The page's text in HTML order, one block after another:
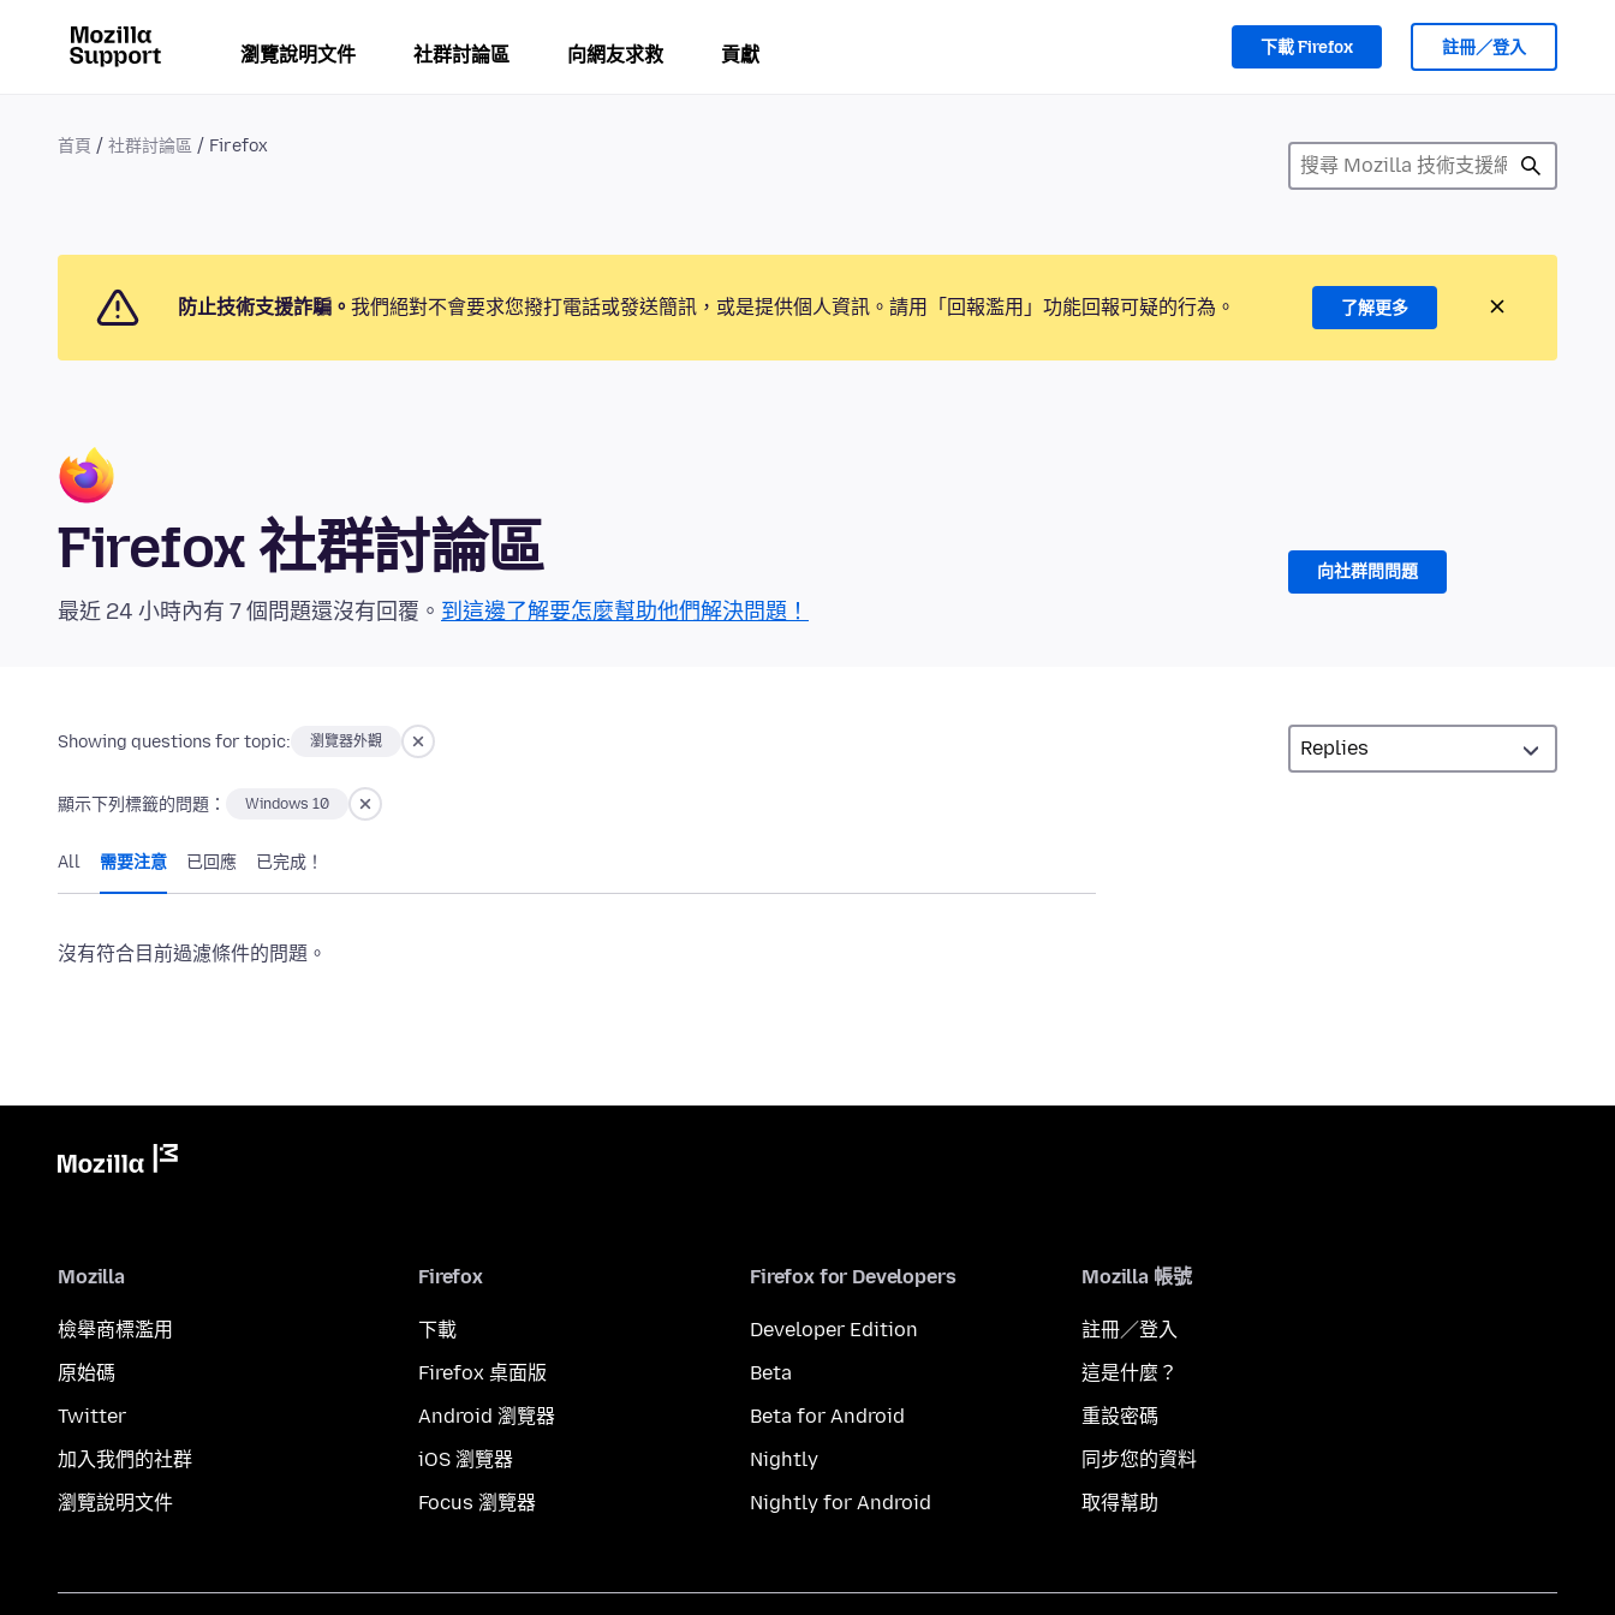
瀏覽說明文件 社群討論區 向網友求救 貢獻 下載 Firefox 註冊／登入
首頁 社群討論區 Firefox
防止技術支援詐騙。 我們絕對不會要求您撥打電話或發送簡訊，或是提供個人資訊。請用「回報濫用」功能回報可疑的行為。 了解更多
Firefox 社群討論區
最近 24 小時內有 7 個問題還沒有回覆。 到這邊了解要怎麼幫助他們解決問題！
向社群問問題
Showing questions for topic: 瀏覽器外觀
顯示下列標籤的問題： Windows 10
All 需要注意 已回應 已完成！
沒有符合目前過濾條件的問題。
Mozilla
檢舉商標濫用
原始碼
Twitter
加入我們的社群
瀏覽說明文件
Firefox
下載
Firefox 桌面版
Android 瀏覽器
iOS 瀏覽器
Focus 瀏覽器
Firefox for Developers
Developer Edition
Beta
Beta for Android
Nightly
Nightly for Android
Mozilla 帳號
註冊／登入
這是什麼？
重設密碼
同步您的資料
取得幫助